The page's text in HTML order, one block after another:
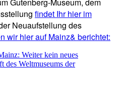
Gutenberg-Museum, dem
findet Ihr hier im
Neuaufstellung des
wir hier auf Mainz& berichtet:
Weiter kein neues
des Weltmuseums der